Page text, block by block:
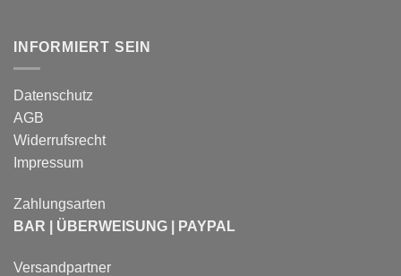
INFORMIERT SEIN
Datenschutz
AGB
Widerrufsrecht
Impressum
Zahlungsarten
BAR | ÜBERWEISUNG | PAYPAL
Versandpartner